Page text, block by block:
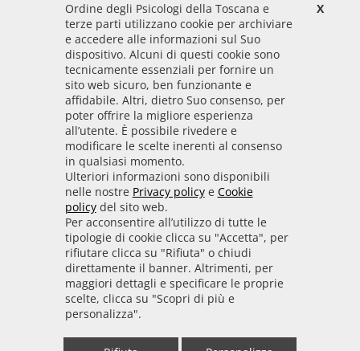
Codice Fiscale
92009700458
Codice IPA
odpt_to
Linee guida
Sito realizzato seguendo le linee guida di sviluppo
per i servizi web delle PA pubblicate da AGID in
collaborazione con il TEAM PER LA
TRASFORMAZIONE DIGITALE.
• Informativa cookie • Informativa privacy
• Amministrazione trasparente • Whistleblowing
X
Ordine degli Psicologi della Toscana e
terze parti utilizzano cookie per archiviare
e accedere alle informazioni sul Suo
dispositivo. Alcuni di questi cookie sono
tecnicamente essenziali per fornire un
sito web sicuro, ben funzionante e
affidabile. Altri, dietro Suo consenso, per
poter offrire la migliore esperienza
all’utente. È possibile rivedere e
modificare le scelte inerenti al consenso
in qualsiasi momento.
Ulteriori informazioni sono disponibili
nelle nostre Privacy policye Cookie
policydel sito web.
Per acconsentire all’utilizzo di tutte le
tipologie di cookie clicca su "Accetta", per
rifiutare clicca su "Rifiuta" o chiudi
direttamente il banner. Altrimenti, per
maggiori dettagli e specificare le proprie
scelte, clicca su "Scopri di più e
personalizza".